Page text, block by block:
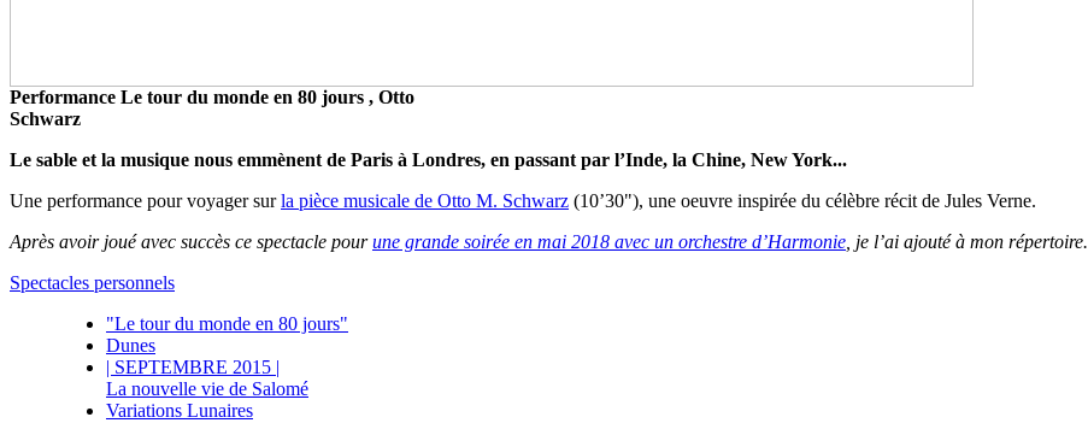
Performance Le tour du monde en 80 jours , Otto
Schwarz
Le sable et la musique nous emmènent de Paris à Londres, en passant par l’Inde, la Chine, New York...
Une performance pour voyager surla pièce musicale de Otto M. Schwarz (10’30"), une oeuvre inspirée du célèbre récit de Jules Verne.
Après avoir joué avec succès ce spectacle pourune grande soirée en mai 2018 avec un orchestre d’Harmonie , je l’ai ajouté à mon répertoire.
Spectacles personnels
"Le tour du monde en 80 jours"
Dunes
| SEPTEMBRE 2015 |
La nouvelle vie de Salomé
Variations Lunaires